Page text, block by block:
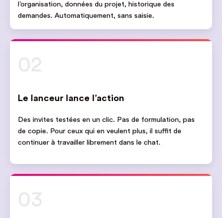
l’organisation, données du projet, historique des
demandes. Automatiquement, sans saisie.
Le lanceur lance l’action
Des invites testées en un clic. Pas de formulation, pas
de copie. Pour ceux qui en veulent plus, il suffit de
continuer à travailler librement dans le chat.